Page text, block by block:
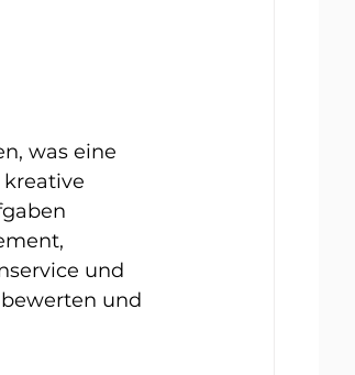
was eine
und
und